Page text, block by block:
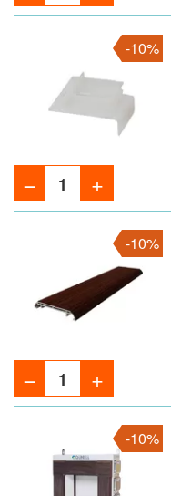
-10%
-10%
-10%